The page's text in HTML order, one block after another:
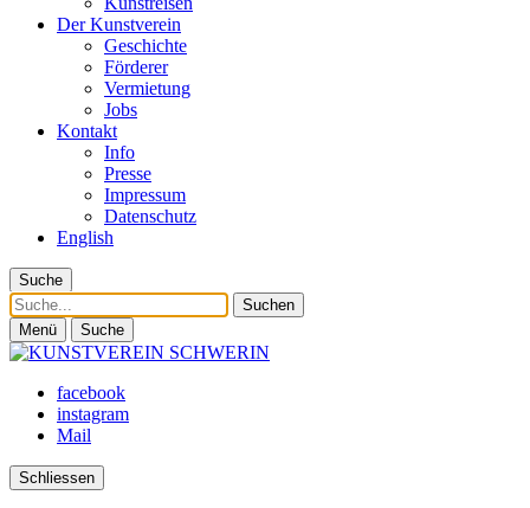
Der Kunstverein
Geschichte
Förderer
Vermietung
Jobs
Kontakt
Info
Presse
Impressum
Datenschutz
English
Suche
Suche
Menü Suche
facebook
instagram
Mail
Schliessen